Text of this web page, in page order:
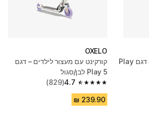
קורקינט עם מעצור לילדים דגם Play
OXELO
קורקינט עם מעצור לילדים – דגם
Play 5 לבן/סגול
4.7
4.7 out of 5 stars from 829 reviews
(829)